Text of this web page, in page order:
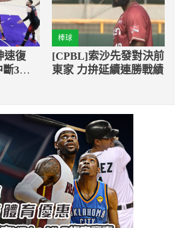
速復
3連
棒球
[CPBL]索沙先發對決前
東家 力拚延續連勝戰績